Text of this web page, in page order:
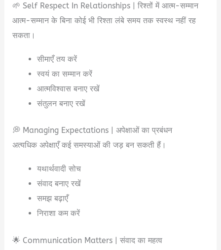
🌱 Self Respect In Relationships | रिश्तों में आत्म-सम्मान
आत्म-सम्मान के बिना कोई भी रिश्ता लंबे समय तक स्वस्थ नहीं रह
सकता।
सीमाएँ तय करें
स्वयं का सम्मान करें
आत्मविश्वास बनाए रखें
संतुलन बनाए रखें
💭 Managing Expectations | अपेक्षाओं का प्रबंधन
अत्यधिक अपेक्षाएँ कई समस्याओं की जड़ बन सकती हैं।
यथार्थवादी सोच
संवाद बनाए रखें
समझ बढ़ाएँ
निराशा कम करें
🌟 Communication Matters | संवाद का महत्व